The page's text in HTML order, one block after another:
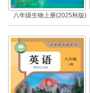
八年级生物上册(2025秋版)